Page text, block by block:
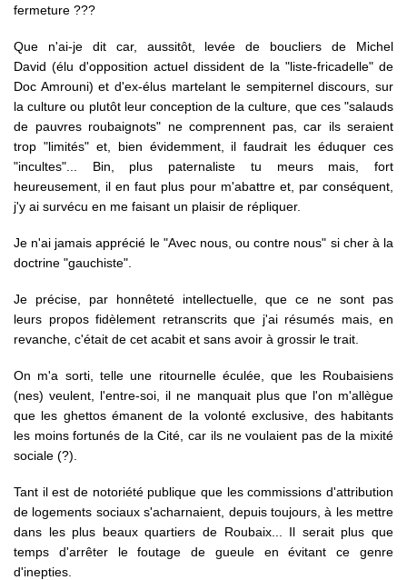
fermeture ???
Que n'ai-je dit car, aussitôt, levée de boucliers de Michel
David (élu d'opposition actuel dissident de la "liste-fricadelle" de
Doc Amrouni) et d'ex-élus martelant le sempiternel discours, sur
la culture ou plutôt leur conception de la culture, que ces "salauds
de pauvres roubaignots" ne comprennent pas, car ils seraient
trop "limités" et, bien évidemment, il faudrait les éduquer ces
"incultes"... Bin, plus paternaliste tu meurs mais, fort
heureusement, il en faut plus pour m'abattre et, par conséquent,
j'y ai survécu en me faisant un plaisir de répliquer.
Je n'ai jamais apprécié le "Avec nous, ou contre nous" si cher à la
doctrine "gauchiste".
Je précise, par honnêteté intellectuelle, que ce ne sont pas
leurs propos fidèlement retranscrits que j'ai résumés mais, en
revanche, c'était de cet acabit et sans avoir à grossir le trait.
On m'a sorti, telle une ritournelle éculée, que les Roubaisiens
(nes) veulent, l'entre-soi, il ne manquait plus que l'on m'allègue
que les ghettos émanent de la volonté exclusive, des habitants
les moins fortunés de la Cité, car ils ne voulaient pas de la mixité
sociale (?).
Tant il est de notoriété publique que les commissions d'attribution
de logements sociaux s'acharnaient, depuis toujours, à les mettre
dans les plus beaux quartiers de Roubaix... Il serait plus que
temps d'arrêter le foutage de gueule en évitant ce genre
d'inepties.